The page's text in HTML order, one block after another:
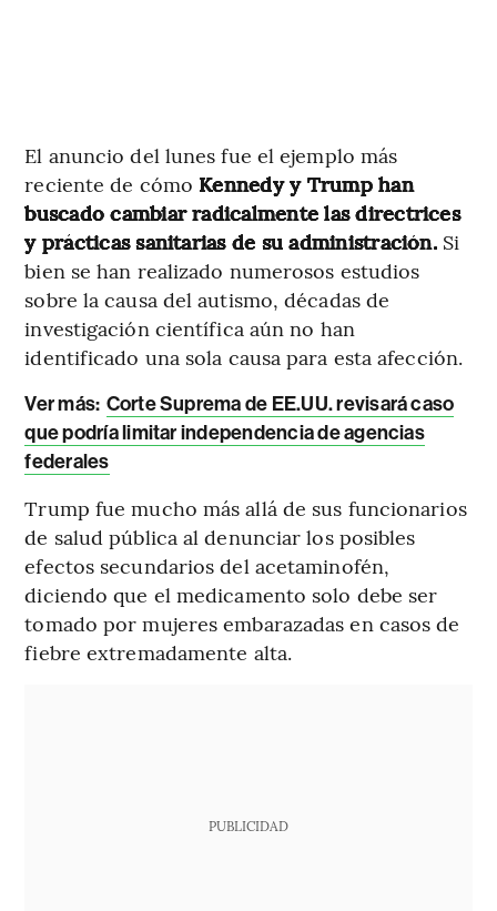
El anuncio del lunes fue el ejemplo más
reciente de cómo Kennedy y Trump han
buscado cambiar radicalmente las directrices
y prácticas sanitarias de su administración. Si
bien se han realizado numerosos estudios
sobre la causa del autismo, décadas de
investigación científica aún no han
identificado una sola causa para esta afección.
Ver más: Corte Suprema de EE.UU. revisará caso
que podría limitar independencia de agencias
federales
Trump fue mucho más allá de sus funcionarios
de salud pública al denunciar los posibles
efectos secundarios del acetaminofén,
diciendo que el medicamento solo debe ser
tomado por mujeres embarazadas en casos de
fiebre extremadamente alta.
PUBLICIDAD